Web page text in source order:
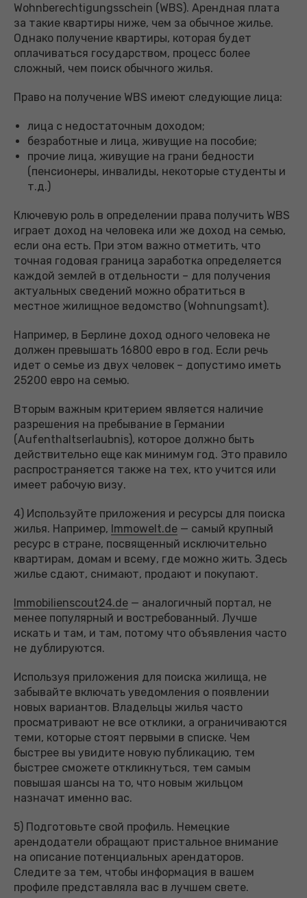
Wohnberechtigungsschein (WBS). Арендная плата
за такие квартиры ниже, чем за обычное жилье.
Однако получение квартиры, которая будет
оплачиваться государством, процесс более
сложный, чем поиск обычного жилья.
Право на получение WBS имеют следующие лица:
лица с недостаточным доходом;
безработные и лица, живущие на пособие;
прочие лица, живущие на грани бедности
(пенсионеры, инвалиды, некоторые студенты и
т.д.)
Ключевую роль в определении права получить WBS
играет доход на человека или же доход на семью,
если она есть. При этом важно отметить, что
точная годовая граница заработка определяется
каждой землей в отдельности – для получения
актуальных сведений можно обратиться в
местное жилищное ведомство (Wohnungsamt).
Например, в Берлине доход одного человека не
должен превышать 16800 евро в год. Если речь
идет о семье из двух человек – допустимо иметь
25200 евро на семью.
Вторым важным критерием является наличие
разрешения на пребывание в Германии
(Aufenthaltserlaubnis), которое должно быть
действительно еще как минимум год. Это правило
распространяется также на тех, кто учится или
имеет рабочую визу.
4) Используйте приложения и ресурсы для поиска
жилья. Например, Immowelt.de — самый крупный
ресурс в стране, посвященный исключительно
квартирам, домам и всему, где можно жить. Здесь
жилье сдают, снимают, продают и покупают.
Immobilienscout24.de — аналогичный портал, не
менее популярный и востребованный. Лучше
искать и там, и там, потому что объявления часто
не дублируются.
Используя приложения для поиска жилища, не
забывайте включать уведомления о появлении
новых вариантов. Владельцы жилья часто
просматривают не все отклики, а ограничиваются
теми, которые стоят первыми в списке. Чем
быстрее вы увидите новую публикацию, тем
быстрее сможете откликнуться, тем самым
повышая шансы на то, что новым жильцом
назначат именно вас.
5) Подготовьте свой профиль. Немецкие
арендодатели обращают пристальное внимание
на описание потенциальных арендаторов.
Следите за тем, чтобы информация в вашем
профиле представляла вас в лучшем свете.